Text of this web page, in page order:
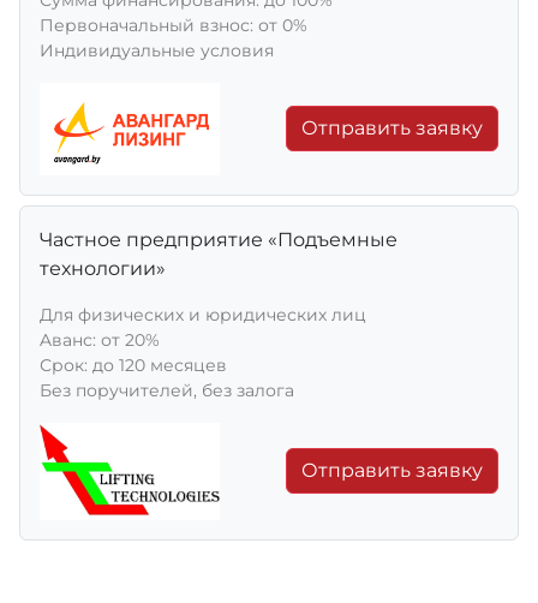
Первоначальный взнос: от 0%
Индивидуальные условия
Отправить заявку
Частное предприятие «Подъемные
технологии»
Для физических и юридических лиц
Aванс: от 20%
Срок: до 120 месяцев
Без поручителей, без залога
Отправить заявку